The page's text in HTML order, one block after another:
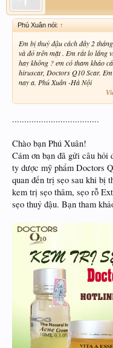
Phú Xuân nói: ↑
Em bị thuỷ đậu cách đây 2
và đỏ trên mặt . Em rất lo lắng
hay không ? em có tham khảo
hiruscar, Doctors Q10 Scar.
nay a. Phú Xuân -Hà Nội
....................................
Chào bạn Phú Xuân!
Cám ơn bạn đã gửi câu hỏi
ty dược mỹ phẩm Doctors
quan đến trị sẹo sau khi bị
kem trị sẹo thâm, sẹo rỗ
sẹo thuỷ đậu. Bạn tham